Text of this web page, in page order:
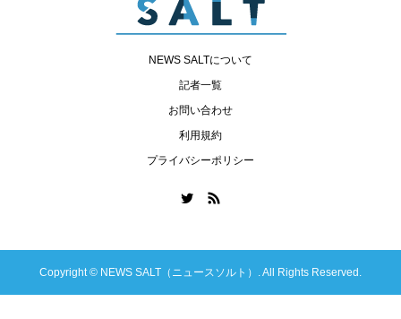
NEWS SALTについて
記者一覧
お問い合わせ
利用規約
プライバシーポリシー
Copyright © NEWS SALT（ニュースソルト）. All Rights Reserved.